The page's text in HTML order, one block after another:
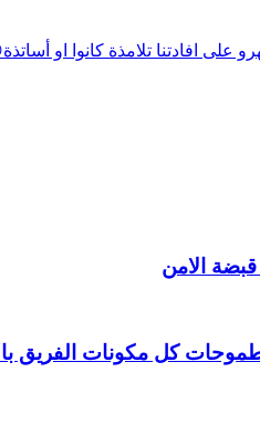
افادتنا تلامذة كانوا او
الامن
كل مكونات الفريق